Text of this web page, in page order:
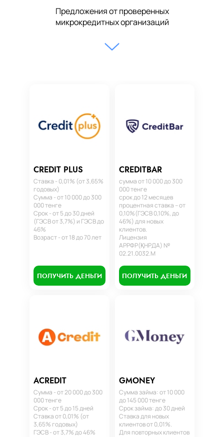
Предложения от проверенных
микрокредитных организаций
CREDIT PLUS
Ставка - 0,01% (от 3,65%
годовых)
Сумма - от 10 000 до 300
000 тенге
Срок - от 5 до 30 дней
(ГЭСВ от 3,7%) и ГЭСВ до
46%
Возраст - от 18 до 70 лет
ПОЛУЧИТЬ ДЕНЬГИ
CREDITBAR
сумма от 10 000 до 300
000 тенге
срок до 12 месяцев
процентная ставка – от
0,10%(ГЭСВ 0,10%, до
46%) для новых
клиентов.
Лицензия
АРРФР(ҚНРДА) №
02.21.0032.М
ПОЛУЧИТЬ ДЕНЬГИ
ACREDIT
Сумма - от 20 000 до 300
000 тенге
Срок - от 5 до 15 дней
Ставка от 0,01% (от
3,65% годовых)
ГЭСВ - от 3,7% до 46%
GMONEY
Сумма займа: от 10 000
до 145 000 тенге
Срок займа: до 30 дней
Ставка для новых
клиентов от 0,01%.
Для повторных клиентов